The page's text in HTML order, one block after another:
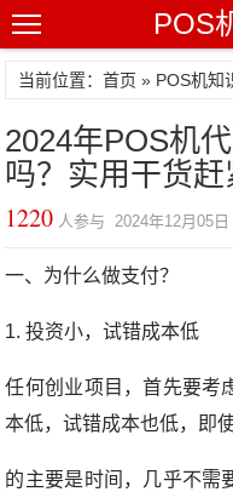
POS
当前位置：首页 » POS机知
2024年POS机
吗？实用干货赶
1220 人参与 2024年12月05
一、为什么做支付？
1. 投资小，试错成本低
任何创业项目，首先要考
本低，试错成本也低，即
的主要是时间，几乎不需